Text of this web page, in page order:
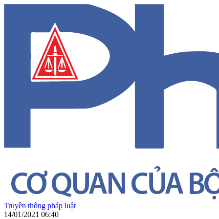
Truyền thông pháp luật
14/01/2021 06:40